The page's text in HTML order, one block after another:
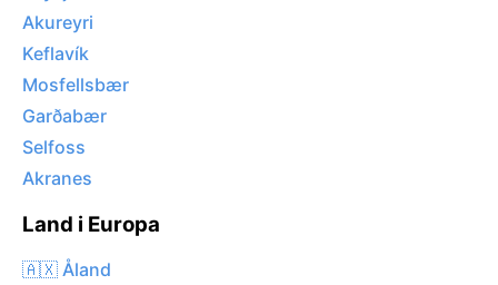
Akureyri
Keflavík
Mosfellsbær
Garðabær
Selfoss
Akranes
Land i Europa
🇦🇽 Åland